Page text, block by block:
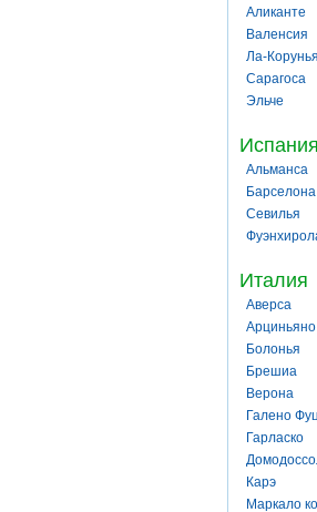
Аликанте
Валенсия
Ла-Корунья
Сарагоса
Эльче
Испания
Альманса
Барселона
Севилья
Италия
Аверса
Арциньяно
Болонья
Брешиа
Верона
Галено
Гарласко
Карэ
Маркало